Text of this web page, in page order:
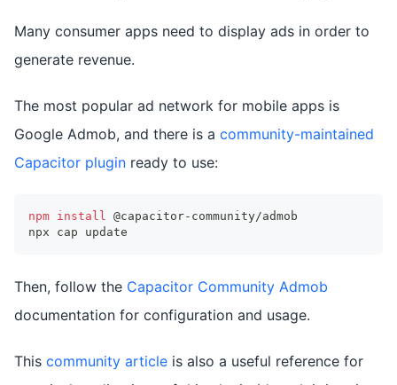
Many consumer apps need to display ads in order to
generate revenue.
The most popular ad network for mobile apps is
Google Admob, and there is a community-maintained
Capacitor plugin ready to use:
npm install @capacitor-community/admob
npx cap update
Then, follow the Capacitor Community Admob
documentation for configuration and usage.
This community article is also a useful reference for